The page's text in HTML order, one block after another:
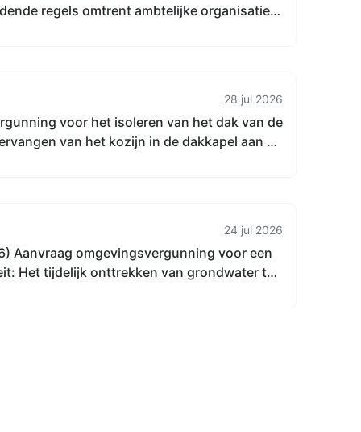
regels omtrent ambtelijke organisatie
28 jul 2026
voor het isoleren van het dak van de
van het kozijn in de dakkapel aan de
24 jul 2026
Aanvraag omgevingsvergunning voor een
Het tijdelijk onttrekken van grondwater ten